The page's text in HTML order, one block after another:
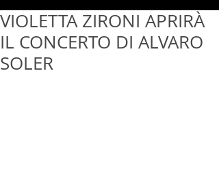
VIOLETTA ZIRONI APRIRÀ
IL CONCERTO DI ALVARO
SOLER